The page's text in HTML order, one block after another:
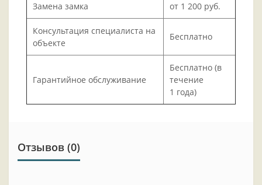
Замена замка от 1 200 руб.
Консультация специалиста на
объекте
Бесплатно
Гарантийное обслуживание
Бесплатно (в
течение
1 года)
Отзывов (0)